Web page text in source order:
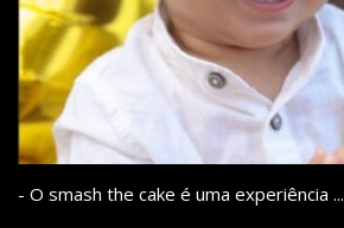
- O smash the cake é uma experiência ...